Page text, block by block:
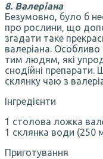
8. Валеріана
Безумовно, було б
про рослини, що
згадати таке
валеріана.
тим людям, які
снодійні
склянку чаю з
Інгредієнти
1 столова ложка
1 склянка води (250
Приготування